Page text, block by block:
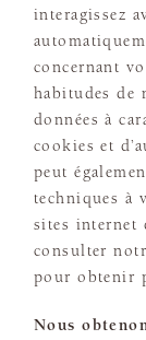
interagissez
concernant
habitudes de
données à
cookies et
peut
techniques à
sites internet
consulter
pour obtenir
Nous